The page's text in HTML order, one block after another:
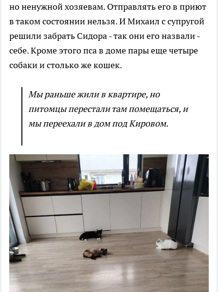
но ненужной хозяевам. Отправлять его в приют
в таком состоянии нельзя. И Михаил с супругой
решили забрать Сидора - так они его назвали -
себе. Кроме этого пса в доме пары еще четыре
собаки и столько же кошек.
Мы раньше жили в квартире, но
питомцы перестали там помещаться, и
мы переехали в дом под Кировом.